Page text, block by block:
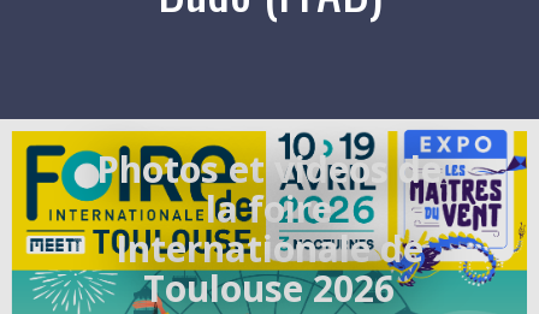
Photos et videos de
la foire
Internationale de
Toulouse 2026